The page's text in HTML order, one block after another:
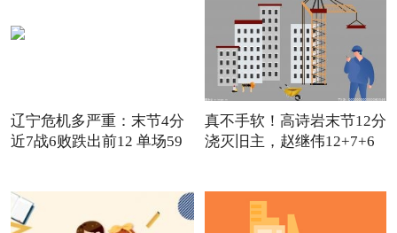
辽宁危机多严重：末节4分
近7战6败跌出前12 单场59
真不手软！高诗岩末节12分
浇灭旧主，赵继伟12+7+6